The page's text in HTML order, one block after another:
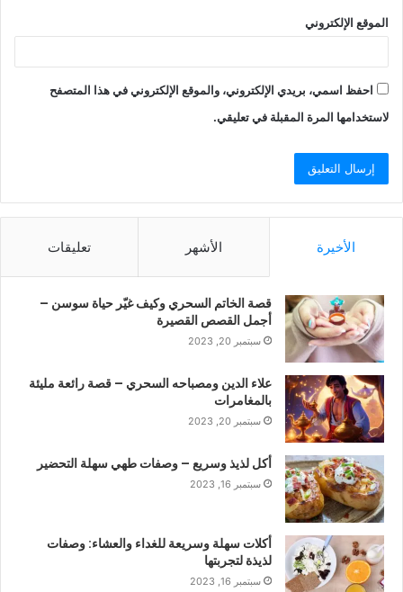
الموقع الإلكتروني
احفظ اسمي، بريدي الإلكتروني، والموقع الإلكتروني في هذا المتصفح
لاستخدامها المرة المقبلة في تعليقي.
الأخيرة الأشهر تعليقات
قصة الخاتم السحري وكيف غيّر حياة سوسن –
أجمل القصص القصيرة
سبتمبر 20, 2023
علاء الدين ومصباحه السحري – قصة رائعة مليئة
بالمغامرات
سبتمبر 20, 2023
أكل لذيذ وسريع – وصفات طهي سهلة التحضير
سبتمبر 16, 2023
أكلات سهلة وسريعة للغداء والعشاء: وصفات
لذيذة لتجربتها
سبتمبر 16, 2023